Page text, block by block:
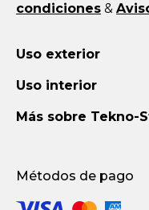
condiciones &
Uso exterior
Uso interior
Más sobre Tekno-
Métodos de pago